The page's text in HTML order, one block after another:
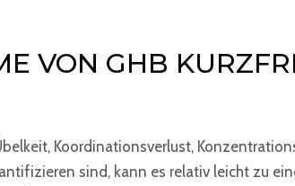
VON GHB
Koordinationsverlust,
sind, kann es relativ leicht zu